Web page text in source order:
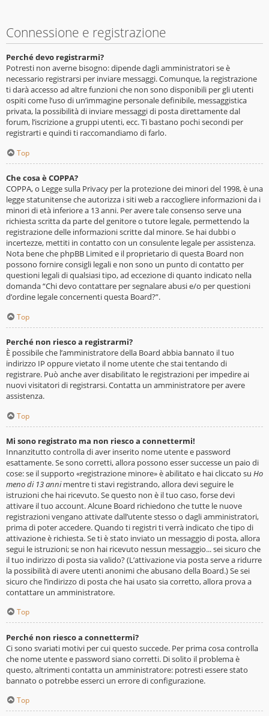
Connessione e registrazione
Perché devo registrarmi?
Potresti non averne bisogno: dipende dagli amministratori se è
necessario registrarsi per inviare messaggi. Comunque, la registrazione
ti darà accesso ad altre funzioni che non sono disponibili per gli utenti
ospiti come l’uso di un’immagine personale definibile, messaggistica
privata, la possibilità di inviare messaggi di posta direttamente dal
forum, l’iscrizione a gruppi utenti, ecc. Ti bastano pochi secondi per
registrarti e quindi ti raccomandiamo di farlo.
Top
Che cosa è COPPA?
COPPA, o Legge sulla Privacy per la protezione dei minori del 1998, è una
legge statunitense che autorizza i siti web a raccogliere informazioni da i
minori di età inferiore a 13 anni. Per avere tale consenso serve una
richiesta scritta da parte del genitore o tutore legale, permettendo la
registrazione delle informazioni scritte dal minore. Se hai dubbi o
incertezze, mettiti in contatto con un consulente legale per assistenza.
Nota bene che phpBB Limited e il proprietario di questa Board non
possono fornire consigli legali e non sono un punto di contatto per
questioni legali di qualsiasi tipo, ad eccezione di quanto indicato nella
domanda “Chi devo contattare per segnalare abusi e/o per questioni
d’ordine legale concernenti questa Board?”.
Top
Perché non riesco a registrarmi?
È possibile che l’amministratore della Board abbia bannato il tuo
indirizzo IP oppure vietato il nome utente che stai tentando di
registrare. Può anche aver disabilitato le registrazioni per impedire ai
nuovi visitatori di registrarsi. Contatta un amministratore per avere
assistenza.
Top
Mi sono registrato ma non riesco a connettermi!
Innanzitutto controlla di aver inserito nome utente e password
esattamente. Se sono corretti, allora possono esser successe un paio di
cose: se il supporto «registrazione minore» è abilitato e hai cliccato su Ho
meno di 13 annimentre ti stavi registrando, allora devi seguire le
istruzioni che hai ricevuto. Se questo non è il tuo caso, forse devi
attivare il tuo account. Alcune Board richiedono che tutte le nuove
registrazioni vengano attivate dall’utente stesso o dagli amministratori,
prima di poter accedere. Quando ti registri ti verrà indicato che tipo di
attivazione è richiesta. Se ti è stato inviato un messaggio di posta, allora
segui le istruzioni; se non hai ricevuto nessun messaggio... sei sicuro che
il tuo indirizzo di posta sia valido? (L’attivazione via posta serve a ridurre
la possibilità di avere utenti anonimi che abusano della Board.) Se sei
sicuro che l’indirizzo di posta che hai usato sia corretto, allora prova a
contattare un amministratore.
Top
Perché non riesco a connettermi?
Ci sono svariati motivi per cui questo succede. Per prima cosa controlla
che nome utente e password siano corretti. Di solito il problema è
questo, altrimenti contatta un amministratore: potresti essere stato
bannato o potrebbe esserci un errore di configurazione.
Top